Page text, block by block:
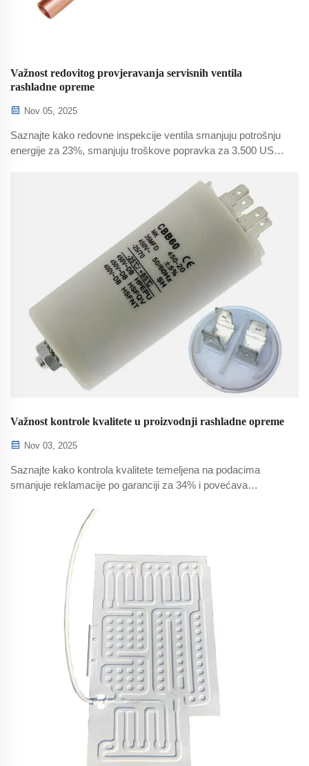
Važnost redovitog provjeravanja servisnih ventila
rashladne opreme
Nov 05, 2025
Saznajte kako redovne inspekcije ventila smanjuju potrošnju
energije za 23%, smanjuju troškove popravka za 3.500 USD
Važnost kontrole kvalitete u proizvodnji rashladne opreme
Nov 03, 2025
Saznajte kako kontrola kvalitete temeljena na podacima
smanjuje reklamacije po garanciji za 34% i povećava
biste spriječili skupocene povrate proizvoda. Saznajte više.